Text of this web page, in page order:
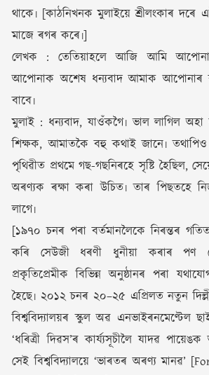
থাকে৷ [কাঠনিখনক মুলাইয়ে শ্ৰীলংকাৰ দৰে
মাজে ৰগৰ কৰে৷]
লেখক : তেতিয়াহলে আজি আমি
আপোনাক অশেষ ধন্যবাদ আমাক আপোনাৰ
বাবে৷
মুলাই : ধন্যবাদ, যাওঁকগৈ৷ ভাল লাগিল
শিক্ষক, আমাতকৈ বহু কথাই জানে৷ তথাপিও
পৃথিৱীত প্ৰথমে গছ-গছনিৰহে সৃষ্টি হৈছিল,
অৰণ্যক ৰক্ষা কৰা উচিত৷ তাৰ পিছতহে
লাগে৷
[১৯৭০ চনৰ পৰা বৰ্তমানলৈকে নিৰন্তৰ
কৰি সেউজী ধৰণী ধুনীয়া কৰাৰ পণ
প্ৰকৃতিপ্ৰেমীক বিভিন্ন অনুষ্ঠানৰ পৰা
হৈছে৷ ২০১২ চনৰ ২০–২৫ এপ্ৰিলত নতুন
বিশ্ববিদ্যালয়ৰ স্কুল অৱ এনভাইৰনমেণ্টেল
‘ধৰিত্ৰী দিৱস’ৰ কাৰ্য্যসূচীলৈ যাদৱ
সেই বিশ্ববিদ্যালয়ে ‘ভাৰতৰ অৰণ্য মানৱ’